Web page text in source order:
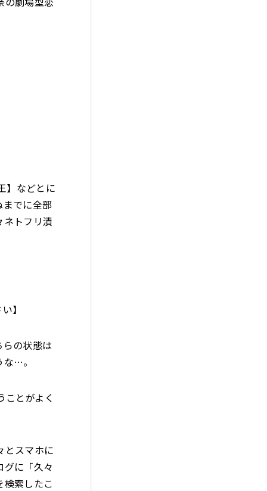
】などとに
でに全部
トフリ漬
】
の状態は
…。
とがよく
とスマホに
に「久々
索したこ